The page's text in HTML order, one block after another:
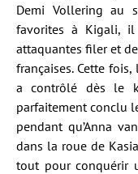
Demi Vollering au
favorites à Kigali, il
attaquantes filer et
françaises. Cette fois,
a contrôlé dès le
parfaitement conclu
pendant qu’Anna
dans la roue de
tout pour conquérir